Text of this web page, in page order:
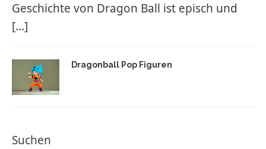
Geschichte von Dragon Ball ist episch und
[…]
Dragonball Pop Figuren
Suchen